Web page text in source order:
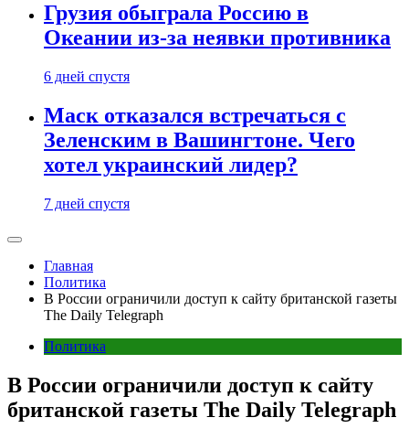
Грузия обыграла Россию в
Океании из-за неявки противника
6 дней спустя
Маск отказался встречаться с
Зеленским в Вашингтоне. Чего
хотел украинский лидер?
7 дней спустя
Главная
Политика
В России ограничили доступ к сайту британской газеты
The Daily Telegraph
Политика
В России ограничили доступ к сайту
британской газеты The Daily Telegraph